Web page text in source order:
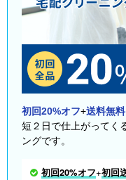
初回20%オフ+送料無料
短２日で仕上がってく
ングです。
初回20%オフ+初回